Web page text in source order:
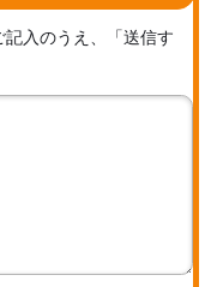
入のうえ、「送信す